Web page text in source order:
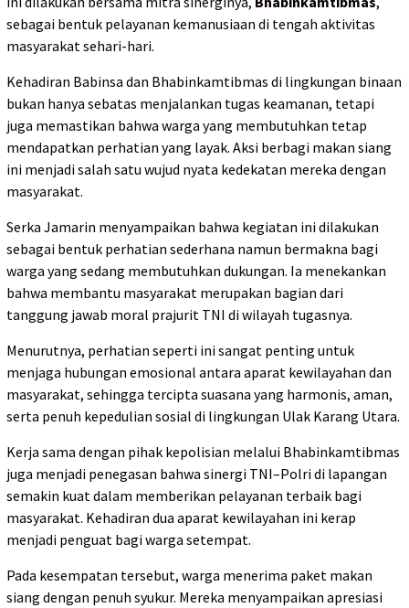
sebagai bentuk pelayanan kemanusiaan di tengah aktivitas
masyarakat sehari-hari.
Kehadiran Babinsa dan Bhabinkamtibmas di lingkungan binaan
bukan hanya sebatas menjalankan tugas keamanan, tetapi
juga memastikan bahwa warga yang membutuhkan tetap
mendapatkan perhatian yang layak. Aksi berbagi makan siang
ini menjadi salah satu wujud nyata kedekatan mereka dengan
masyarakat.
Serka Jamarin menyampaikan bahwa kegiatan ini dilakukan
sebagai bentuk perhatian sederhana namun bermakna bagi
warga yang sedang membutuhkan dukungan. Ia menekankan
bahwa membantu masyarakat merupakan bagian dari
tanggung jawab moral prajurit TNI di wilayah tugasnya.
Menurutnya, perhatian seperti ini sangat penting untuk
menjaga hubungan emosional antara aparat kewilayahan dan
masyarakat, sehingga tercipta suasana yang harmonis, aman,
serta penuh kepedulian sosial di lingkungan Ulak Karang Utara.
Kerja sama dengan pihak kepolisian melalui Bhabinkamtibmas
juga menjadi penegasan bahwa sinergi TNI–Polri di lapangan
semakin kuat dalam memberikan pelayanan terbaik bagi
masyarakat. Kehadiran dua aparat kewilayahan ini kerap
menjadi penguat bagi warga setempat.
Pada kesempatan tersebut, warga menerima paket makan
siang dengan penuh syukur. Mereka menyampaikan apresiasi